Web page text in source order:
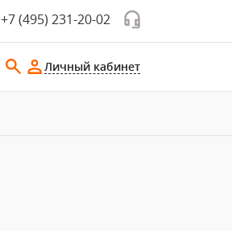
+7 (495) 231-20-02
Личный кабинет